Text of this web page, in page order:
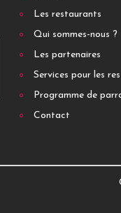
Les restaurants
Qui sommes-nous ?
Les partenaires
Services pour les
Programme de
Contact